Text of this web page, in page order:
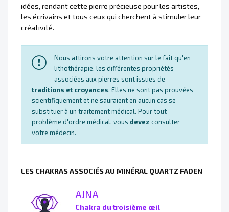
idées, rendant cette pierre précieuse pour les artistes,
les écrivains et tous ceux qui cherchent à stimuler leur
créativité.
Nous attirons votre attention sur le fait qu'en
lithothérapie, les différentes propriétés
associées aux pierres sont issues de
traditions et croyances. Elles ne sont pas prouvées
scientifiquement et ne sauraient en aucun cas se
substituer à un traitement médical. Pour tout
problème d'ordre médical, vous devez consulter
votre médecin.
LES CHAKRAS ASSOCIÉS AU MINÉRAL QUARTZ FADEN
AJNA
Chakra du troisième œil